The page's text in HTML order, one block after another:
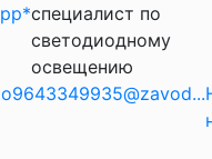
специалист по
светодиодному
освещению
o9643349935@zavod...